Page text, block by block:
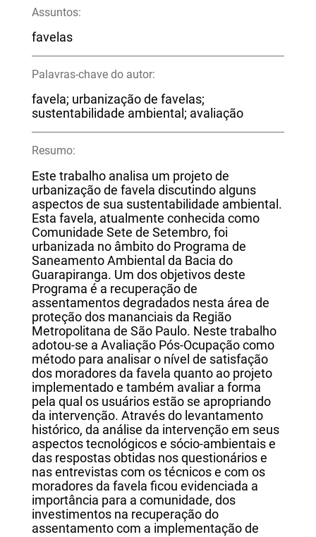
Assuntos:
favelas
Palavras-chave do autor:
favela; urbanização de favelas;
sustentabilidade ambiental; avaliação
Resumo:
Este trabalho analisa um projeto de
urbanização de favela discutindo alguns
aspectos de sua sustentabilidade ambiental.
Esta favela, atualmente conhecida como
Comunidade Sete de Setembro, foi
urbanizada no âmbito do Programa de
Saneamento Ambiental da Bacia do
Guarapiranga. Um dos objetivos deste
Programa é a recuperação de
assentamentos degradados nesta área de
proteção dos mananciais da Região
Metropolitana de São Paulo. Neste trabalho
adotou-se a Avaliação Pós-Ocupação como
método para analisar o nível de satisfação
dos moradores da favela quanto ao projeto
implementado e também avaliar a forma
pela qual os usuários estão se apropriando
da intervenção. Através do levantamento
histórico, da análise da intervenção em seus
aspectos tecnológicos e sócio-ambientais e
das respostas obtidas nos questionários e
nas entrevistas com os técnicos e com os
moradores da favela ficou evidenciada a
importância para a comunidade, dos
investimentos na recuperação do
assentamento com a implementação de